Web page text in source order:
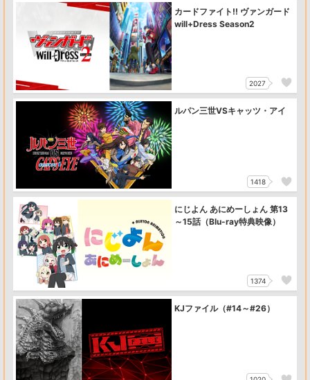
カードファイト!! ヴァンガード
will+Dress Season2
2027
ルパン三世VSキャッツ・アイ
1418
にじよん あにめーしょん 第13
～15話（Blu-ray特典映像）
1374
KJファイル（#14～#26）